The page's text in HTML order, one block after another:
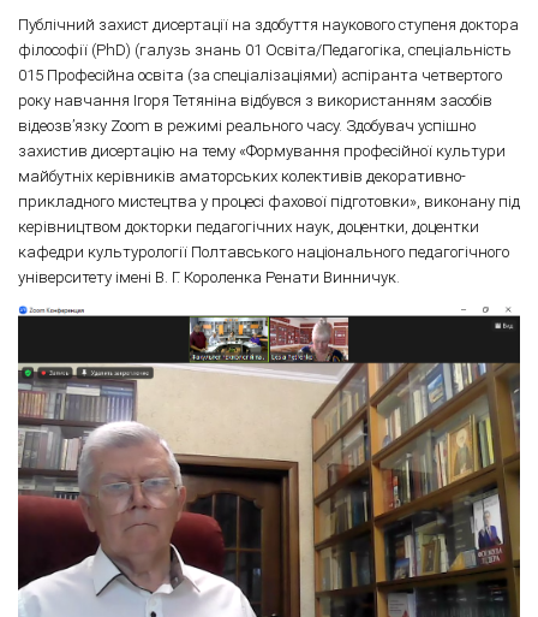
Публічний захист дисертації на здобуття наукового ступеня доктора
філософії (PhD) (галузь знань 01 Освіта/Педагогіка, спеціальність
015 Професійна освіта (за спеціалізаціями) аспіранта четвертого
року навчання Ігоря Тетяніна відбувся з використанням засобів
відеозв’язку Zoom в режимі реального часу. Здобувач успішно
захистив дисертацію на тему «Формування професійної культури
майбутніх керівників аматорських колективів декоративно-
прикладного мистецтва у процесі фахової підготовки», виконану під
керівництвом докторки педагогічних наук, доцентки, доцентки
кафедри культурології Полтавського національного педагогічного
університету імені В. Г. Короленка Ренати Винничук.